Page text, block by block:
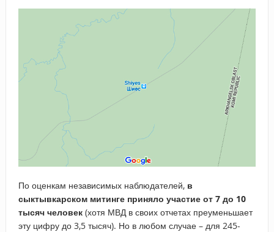
По оценкам независимых наблюдателей, в
сыктывкарском митинге приняло участие от 7 до 10
тысяч человек(хотя МВД в своих отчетах преуменьшает
эту цифру до 3,5 тысяч). Но в любом случае – для 245-